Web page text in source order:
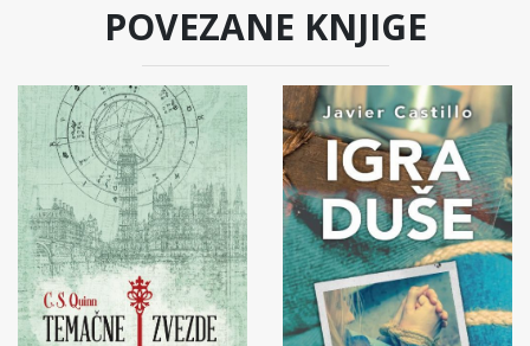
POVEZANE KNJIGE